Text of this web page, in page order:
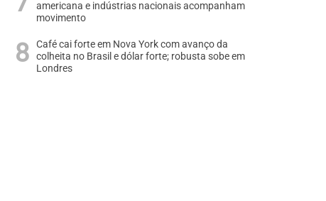
americana e indústrias nacionais acompanham
movimento
Café cai forte em Nova York com avanço da
colheita no Brasil e dólar forte; robusta sobe em
Londres